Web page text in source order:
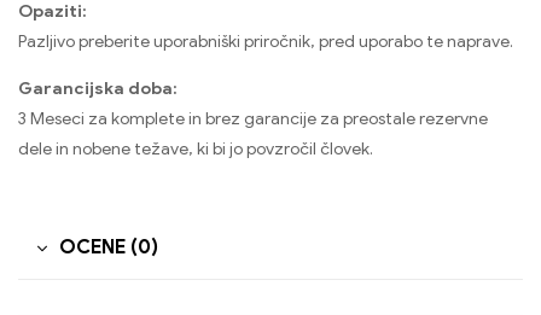
Opaziti:
Pazljivo preberite uporabniški priročnik, pred uporabo te naprave.
Garancijska doba:
3 Meseci za komplete in brez garancije za preostale rezervne
dele in nobene težave, ki bi jo povzročil človek.
OCENE (0)